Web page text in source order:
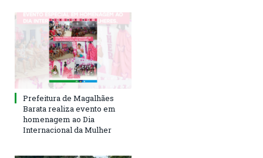
Prefeitura de Magalhães
Barata realiza evento em
homenagem ao Dia
Internacional da Mulher